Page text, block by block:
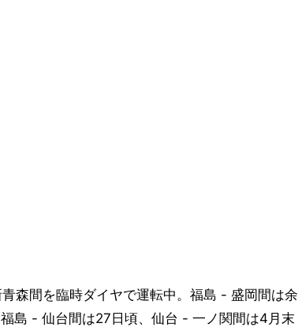
森間を臨時ダイヤで運転中。福島 - 盛岡間は余
島 - 仙台間は27日頃、仙台 - 一ノ関間は4月末